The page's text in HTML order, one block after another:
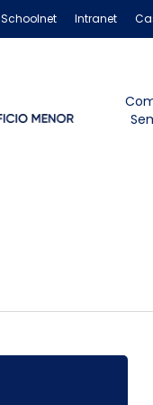
Schoolnet Intranet